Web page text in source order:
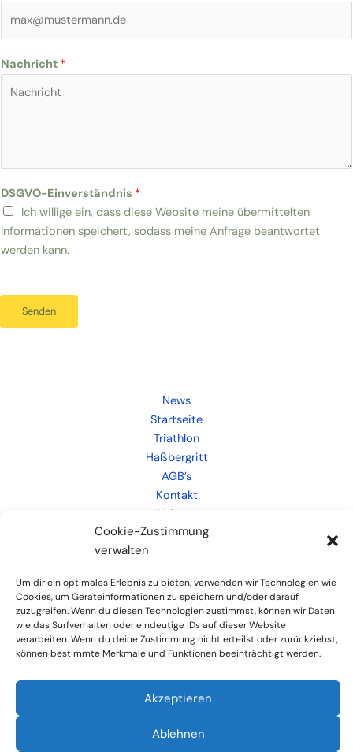
Cookie-Zustimmung
verwalten
Um dir ein optimales Erlebnis zu bieten, verwenden wir Technologien wie
Cookies, um Geräteinformationen zu speichern und/oder darauf
zuzugreifen. Wenn du diesen Technologien zustimmst, können wir Daten
wie das Surfverhalten oder eindeutige IDs auf dieser Website
verarbeiten. Wenn du deine Zustimmung nicht erteilst oder zurückziehst,
können bestimmte Merkmale und Funktionen beeinträchtigt werden.
Akzeptieren
Ablehnen
Nachricht *
DSGVO-Einverständnis *
Ich willige ein, dass diese Website meine übermittelten
Informationen speichert, sodass meine Anfrage beantwortet
werden kann.
Senden
News
Startseite
Triathlon
Haßbergritt
AGB’s
Kontakt
Weiteres
Links
Impressum
Cookie-Richtlinie (EU)